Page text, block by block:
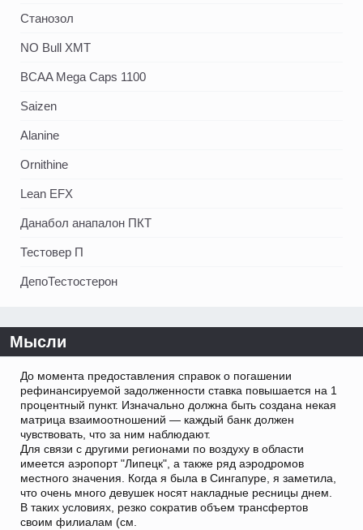
Станозол
NO Bull XMT
BCAA Mega Caps 1100
Saizen
Alanine
Ornithine
Lean EFX
Данабол анапалон ПКТ
Тестовер П
ДепоТестостерон
Мысли
До момента предоставления справок о погашении
рефинансируемой задолженности ставка повышается на 1
процентный пункт. Изначально должна быть создана некая
матрица взаимоотношений — каждый банк должен
чувствовать, что за ним наблюдают.
Для связи с другими регионами по воздуху в области
имеется аэропорт "Липецк", а также ряд аэродромов
местного значения. Когда я была в Сингапуре, я заметила,
что очень много девушек носят накладные ресницы днем.
В таких условиях, резко сократив объем трансфертов
своим филиалам (см.